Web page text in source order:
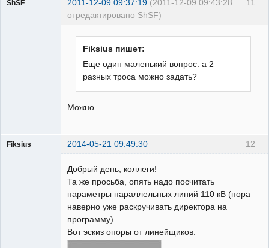
11
ShSF 2011-12-09 09:37:19 (2011-12-09 09:43:28
отредактировано ShSF)
Fiksius пишет:
Еще один маленький вопрос: а 2
разных троса можно задать?
Можно.
12
Fiksius 2014-05-21 09:49:30
Добрый день, коллеги!
Та же просьба, опять надо посчитать
параметры параллельных линий 110 кВ (пора
наверно уже раскручивать директора на
программу).
Вот эскиз опоры от линейщиков: